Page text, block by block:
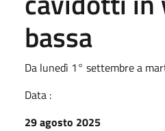
bassa
Da lunedì 1° settembre a
Data :
29 agosto 2025